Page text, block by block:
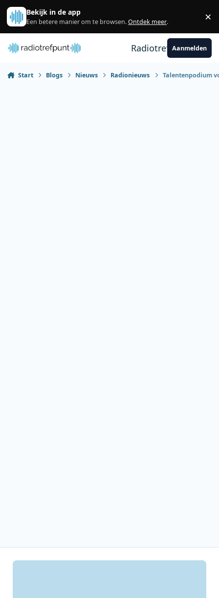
Spring naar bijdragen
Bekijk in de app
Een betere manier om te browsen.Ontdek meer. ×
RadiotrefpuntAanmelden
Start Blogs Nieuws Radionieuws Talentenpodium